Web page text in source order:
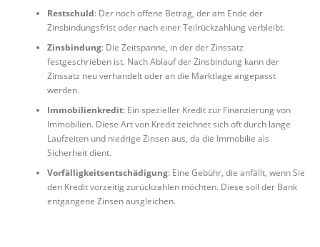
Restschuld: Der noch offene Betrag, der am Ende der
Zinsbindungsfrist oder nach einer Teilrückzahlung verbleibt.
Zinsbindung: Die Zeitspanne, in der der Zinssatz
festgeschrieben ist. Nach Ablauf der Zinsbindung kann der
Zinssatz neu verhandelt oder an die Marktlage angepasst
werden.
Immobilienkredit: Ein spezieller Kredit zur Finanzierung von
Immobilien. Diese Art von Kredit zeichnet sich oft durch lange
Laufzeiten und niedrige Zinsen aus, da die Immobilie als
Sicherheit dient.
Vorfälligkeitsentschädigung: Eine Gebühr, die anfällt, wenn Sie
den Kredit vorzeitig zurückzahlen möchten. Diese soll der Bank
entgangene Zinsen ausgleichen.